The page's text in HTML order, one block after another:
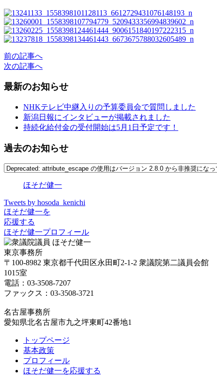
前の記事へ
次の記事へ
最新のお知らせ
NHKテレビ中継入りの予算委員会で質問しました
新潟日報にインタビューが掲載されました
持続化給付金の受付開始は5月1日予定です！
過去のお知らせ
ほそだ健一
Tweets by hosoda_kenichi
ほそだ健一を
応援する
ほそだ健一プロフィール
東京事務所
〒100-8982 東京都千代田区永田町2-1-2 衆議院第二議員会館
1015室
電話：03-3508-7207
ファックス：03-3508-3721
名古屋事務所
愛知県北名古屋市九之坪東町42番地1
トップページ
基本政策
プロフィール
ほそだ健一を応援する